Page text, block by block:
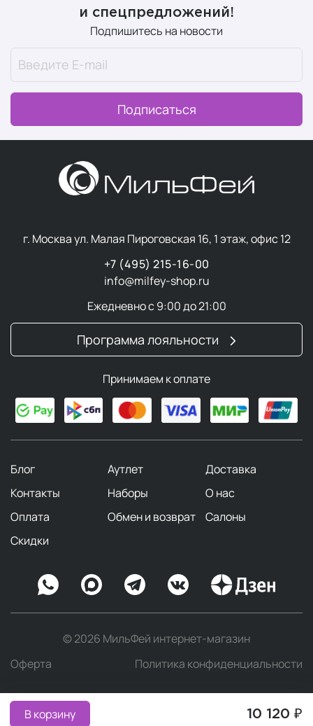
В корзину 10 120 ₽
и спецпредложений!
Подпишитесь на новости
Подписаться
г. Москва ул. Малая Пироговская 16, 1 этаж, офис 12
+7 (495) 215-16-00
info@milfey-shop.ru
Ежедневно с 9:00 до 21:00
Программа лояльности
Принимаем к оплате
Блог Аутлет
Доставка
Контакты
Наборы
О нас
Оплата
Обмен и возврат
Салоны
Скидки
© 2026 МильФей интернет-магазин
Оферта
Политика конфиденциальности